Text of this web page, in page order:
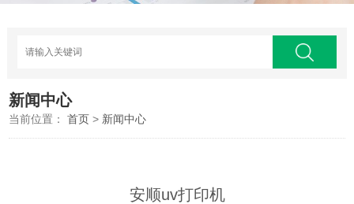
新闻中心
当前位置：首页 > 新闻中心
安顺uv打印机